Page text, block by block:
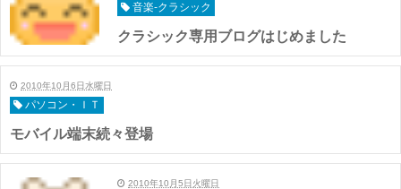
音楽-クラシック
クラシック専用ブログはじめました
2010年10月6日水曜日
パソコン・ＩＴ
モバイル端末続々登場
2010年10月5日火曜日